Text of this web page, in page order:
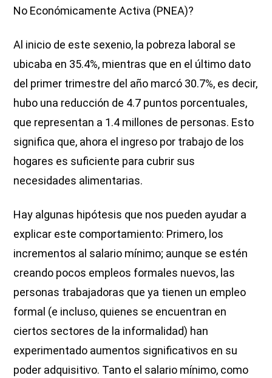
No Económicamente Activa (PNEA)?
Al inicio de este sexenio, la pobreza laboral se
ubicaba en 35.4%, mientras que en el último dato
del primer trimestre del año marcó 30.7%, es decir,
hubo una reducción de 4.7 puntos porcentuales,
que representan a 1.4 millones de personas. Esto
significa que, ahora el ingreso por trabajo de los
hogares es suficiente para cubrir sus
necesidades alimentarias.
Hay algunas hipótesis que nos pueden ayudar a
explicar este comportamiento: Primero, los
incrementos al salario mínimo; aunque se estén
creando pocos empleos formales nuevos, las
personas trabajadoras que ya tienen un empleo
formal (e incluso, quienes se encuentran en
ciertos sectores de la informalidad) han
experimentado aumentos significativos en su
poder adquisitivo. Tanto el salario mínimo, como